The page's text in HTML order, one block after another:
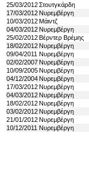
25/03/2012Στουτγκάρδη
17/03/2012 Νυρεμβέργη
10/03/2012Μάιντζ
04/03/2012 Νυρεμβέργη
25/02/2012Βέρντερ Βρέμης
18/02/2012 Νυρεμβέργη
09/04/2011 Νυρεμβέργη
02/02/2007 Νυρεμβέργη
10/09/2005Νυρεμβέργη
04/12/2004 Νυρεμβέργη
17/03/2012Νυρεμβέργη
04/03/2012 Νυρεμβέργη
18/02/2012Νυρεμβέργη
03/02/2012 Νυρεμβέργη
21/01/2012Νυρεμβέργη
10/12/2011 Νυρεμβέργη